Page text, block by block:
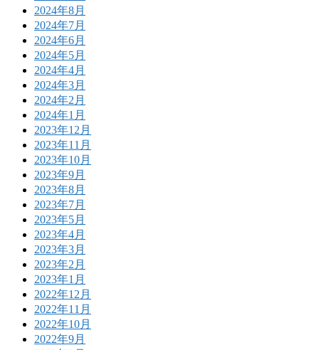
2024年8月
2024年7月
2024年6月
2024年5月
2024年4月
2024年3月
2024年2月
2024年1月
2023年12月
2023年11月
2023年10月
2023年9月
2023年8月
2023年7月
2023年5月
2023年4月
2023年3月
2023年2月
2023年1月
2022年12月
2022年11月
2022年10月
2022年9月